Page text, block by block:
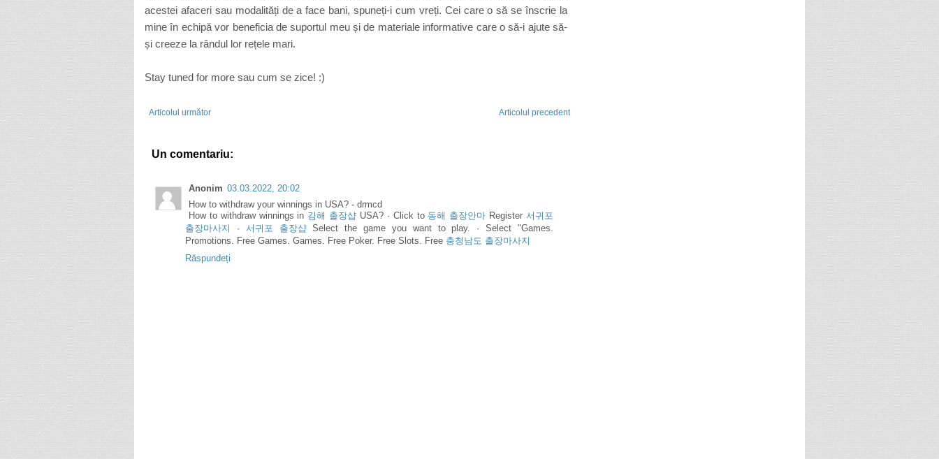
acestei afaceri sau modalități de a face bani, spuneți-i cum vreți. Cei care o să se înscrie la
mine în echipă vor beneficia de suportul meu și de materiale informative care o să-i ajute să-
și creeze la rândul lor rețele mari.
Stay tuned for more sau cum se zice! :)
Articolul următor Articolul precedent
Un comentariu:
Anonim 03.03.2022, 20:02
How to withdraw your winnings in USA? - drmcd
How to withdraw winnings in 김해 출장샵 USA? · Click to 동해 출장안마 Register서귀포
출장마사지
· 서귀포 출장샵Select the game you want to play. · Select "Games.
Promotions. Free Games. Games. Free Poker. Free Slots. Free 충청남도 출장마사지
Răspundeți